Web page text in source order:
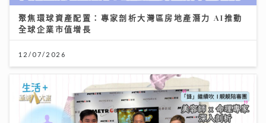
聚焦環球資產配置：專家剖析大灣區房地產潛力 AI推動
全球企業市值增長
12/07/2026